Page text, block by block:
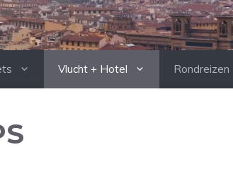
Vlucht + Hotel Rondreizen